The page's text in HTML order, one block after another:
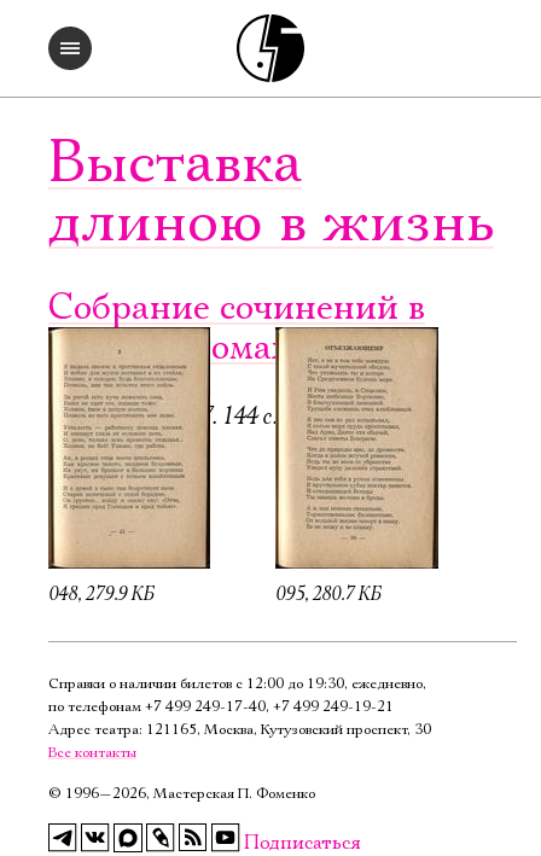
Выставка
длиною в жизнь
Собрание сочинений в
четырех томах. Т. 2
Регенсбург, 1947. 144 с.
048, 279.9 КБ 095, 280.7 КБ
Справки о наличии билетов с 12:00 до 19:30, ежедневно,
по телефонам +7 499 249‑17‑40, +7 499 249‑19‑21
Адрес театра: 121165, Москва, Кутузовский проспект, 30
Все контакты
© 1996—2026, Мастерская П. Фоменко
Подписаться